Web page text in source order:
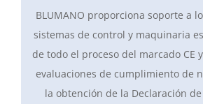
BLUMANO proporciona soporte a
sistemas de control y maquinaria
de todo el proceso del marcado CE
evaluaciones de cumplimiento de
la obtención de la Declaración